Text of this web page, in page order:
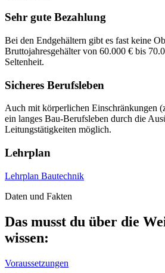
Sehr gute Bezahlung
Bei den Endgehältern gibt es fast keine
Bruttojahresgehälter von 60.000 € bis
Seltenheit.
Sicheres Berufsleben
Auch mit körperlichen Einschränkungen
ein langes Bau-Berufsleben durch die
Leitungstätigkeiten möglich.
Lehrplan
Lehrplan Bautechnik
Daten und Fakten
Das musst du über die
wissen:
Voraussetzungen